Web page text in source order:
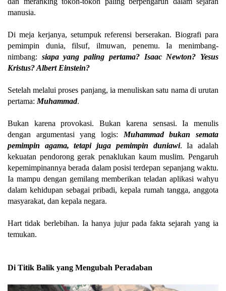
manusia.
Di meja kerjanya, setumpuk referensi berserakan. Biografi para
pemimpin dunia, filsuf, ilmuwan, penemu. Ia menimbang-
nimbang: siapa yang paling pertama? Isaac Newton? Yesus
Kristus? Albert Einstein?
Setelah melalui proses panjang, ia menuliskan satu nama di urutan
pertama: Muhammad.
Bukan karena provokasi. Bukan karena sensasi. Ia menulis
dengan argumentasi yang logis: Muhammad bukan semata
pemimpin agama, tetapi juga pemimpin duniawi. Ia adalah
kekuatan pendorong gerak penaklukan kaum muslim. Pengaruh
kepemimpinannya berada dalam posisi terdepan sepanjang waktu.
Ia mampu dengan gemilang memberikan teladan aplikasi wahyu
dalam kehidupan sebagai pribadi, kepala rumah tangga, anggota
masyarakat, dan kepala negara.
Hart tidak berlebihan. Ia hanya jujur pada fakta sejarah yang ia
temukan.
Di Titik Balik yang Mengubah Peradaban